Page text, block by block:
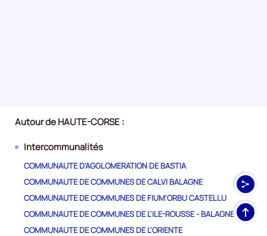
Autour de HAUTE-CORSE :
Intercommunalités
COMMUNAUTE D'AGGLOMERATION DE BASTIA
COMMUNAUTE DE COMMUNES DE CALVI BALAGNE
COMMUNAUTE DE COMMUNES DE FIUM'ORBU CASTELLU
COMMUNAUTE DE COMMUNES DE L'ILE-ROUSSE - BALAGNE
COMMUNAUTE DE COMMUNES DE L'ORIENTE
Haut
de